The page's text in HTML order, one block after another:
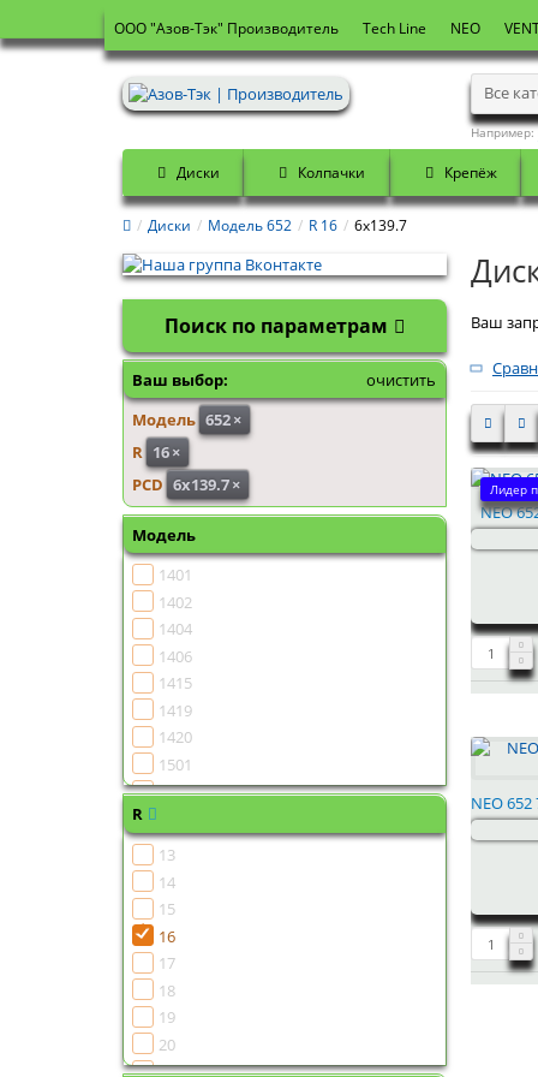
OOO "Азов-Тэк" Производитель Tech Line NEO
Все
Например:
Диски Колпачки Крепёж
Диски Модель 652 R 16 6x139.7
Поиск по параметрам
Ваш выбор:
очистить
Модель 652×
R 16×
PCD 6x139.7×
Модель
1401
1402
1404
1406
1415
1419
1420
1501
1502
1505
1507
1510
1513
1516
R
13
14
15
16
17
18
19
20
21
Ваш
Лидер
NEO
NEO 652